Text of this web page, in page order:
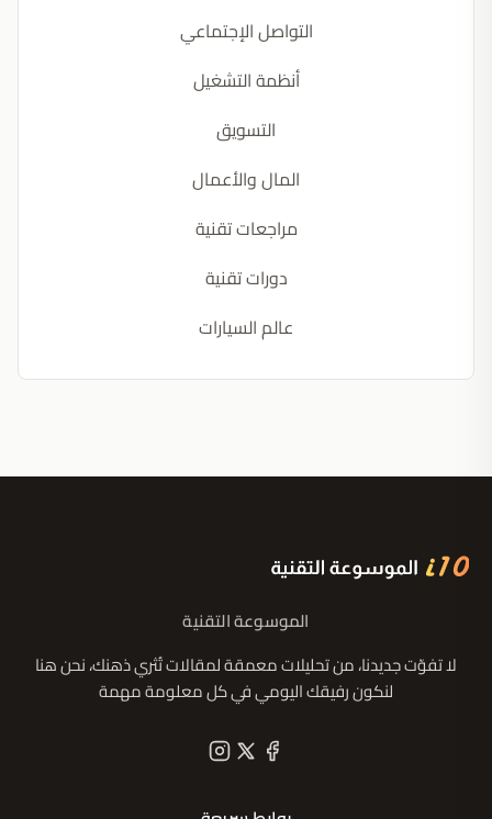
التواصل الإجتماعي
أنظمة التشغيل
التسويق
المال والأعمال
مراجعات تقنية
دورات تقنية
عالم السيارات
الموسوعة التقنية
لا تفوّت جديدنا، من تحليلات معمقة لمقالات تُثري ذهنك، نحن هنا
لنكون رفيقك اليومي في كل معلومة مهمة